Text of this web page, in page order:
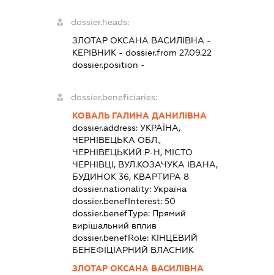
dossier.heads:
ЗЛОТАР ОКСАНА ВАСИЛІВНА -
КЕРІВНИК - dossier.from 27.09.22
dossier.position -
dossier.beneficiaries:
КОВАЛЬ ГАЛИНА ДАНИЛІВНА
dossier.address:УКРАЇНА,
ЧЕРНІВЕЦЬКА ОБЛ.,
ЧЕРНІВЕЦЬКИЙ Р-Н, МІСТО
ЧЕРНІВЦІ, ВУЛ.КОЗАЧУКА ІВАНА,
БУДИНОК 36, КВАРТИРА 8
dossier.nationality:Україна
dossier.benefInterest:50
dossier.benefType: Прямий
вирішальний вплив
dossier.benefRole: КІНЦЕВИЙ
БЕНЕФІЦІАРНИЙ ВЛАСНИК
ЗЛОТАР ОКСАНА ВАСИЛІВНА